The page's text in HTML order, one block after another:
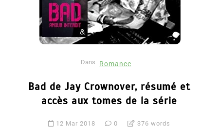
Dans Romance
Bad de Jay Crownover, résumé et
accès aux tomes de la série
12 Mar 2018 0 376 words